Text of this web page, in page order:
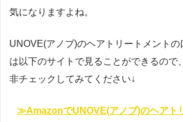
気になりますよね。
UNOVE(アノブ)のヘアトリートメント
は以下のサイトで見ることができるので
非チェックしてみてください↓
≫AmazonでUNOVE(アノブ)のヘアト